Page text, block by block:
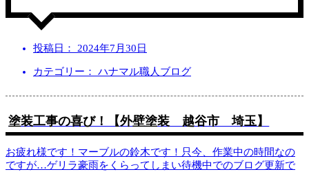
投稿日： 2024年7月30日
カテゴリー： ハナマル職人ブログ
塗装工事の喜び！【外壁塗装 越谷市 埼玉】
お疲れ様です！マーブルの鈴木です！只今、作業中の時間なの
ですが…ゲリラ豪雨をくらってしまい待機中でのブログ更新で